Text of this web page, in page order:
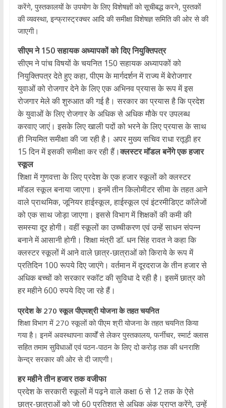
करेंगे, पुस्तकालयों के उपयोग के लिए विशेषज्ञों को सूचीबद्ध करने, पुस्तकों
की व्यवस्था, इन्फ्रास्ट्रक्चर आदि की समीक्षा विशेषज्ञ समिति की ओर से की
जाएगी।
सीएम ने 150 सहायक अध्यापकों को दिए नियुक्तिपत्र
सीएम ने पांच विषयों के चयनित 150 सहायक अध्यापकों को
नियुक्तिपत्र देते हुए कहा, पीएम के मार्गदर्शन में राज्य में बेरोजगार
युवाओं को रोजगार देने के लिए एक अभिनव प्रयास के रूप में इस
रोजगार मेले की शुरुआत की गई है। सरकार का प्रयास है कि प्रदेश
के युवाओं के लिए रोजगार के अधिक से अधिक मौके पर उपलब्ध
करवाए जाएं। इसके लिए खाली पदों को भरने के लिए प्रयास के साथ
ही नियमित समीक्षा की जा रही है। अपर मुख्य सचिव राधा रतूड़ी हर
15 दिन में इसकी समीक्षा कर रही हैं।क्लस्टर मॉडल बनेंगे एक हजार
स्कूल
शिक्षा में गुणवत्ता के लिए प्रदेश के एक हजार स्कूलों को क्लस्टर
मॉडल स्कूल बनाया जाएगा। इनमें तीन किलोमीटर सीमा के तहत आने
वाले प्राथमिक, जूनियर हाईस्कूल, हाईस्कूल एवं इंटरमीडिएट कॉलेजों
को एक साथ जोड़ा जाएगा। इससे विभाग में शिक्षकों की कमी की
समस्या दूर होगी। वहीं स्कूलों का उच्चीकरण एवं उन्हें साधन संपन्न
बनाने में आसानी होगी। शिक्षा मंत्री डॉ. धन सिंह रावत ने कहा कि
क्लस्टर स्कूलों में आने वाले छात्र-छात्राओं को किराये के रूप में
प्रतिदिन 100 रूपये दिए जाएंगे। वर्तमान में दूरदराज के तीन हजार से
अधिक बच्चों को सरकार स्कॉट की सुविधा दे रही है। इसमें छात्र को
हर महीने 600 रुपये दिए जा रहे हैं।
प्रदेश के 270 स्कूल पीएमश्री योजना के तहत चयनित
शिक्षा विभाग में 270 स्कूलों को पीएम श्री योजना के तहत चयनित किया
गया है। इनमें अवस्थापना कार्यों से लेकर पुस्तकालय, फर्नीचर, स्मार्ट क्लास
सहित तमाम सुविधाओं एवं पठन-पाठन के लिए दो करोड़ तक की धनराशि
केन्द्र सरकार की ओर से दी जाएगी।
हर महीने तीन हजार तक वजीफा
प्रदेश के सरकारी स्कूलों में पढ़ने वाले कक्षा 6 से 12 तक के ऐसे
छात्र-छात्राओं को जो 60 प्रतिशत से अधिक अंक प्राप्त करेंगे, उन्हें